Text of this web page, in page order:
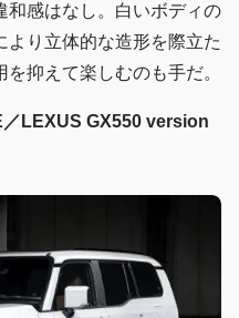
和感はなし。白いボディの
より立体的な造形を際立た
抑えて楽しむのも手だ。
LEXUS GX550 version